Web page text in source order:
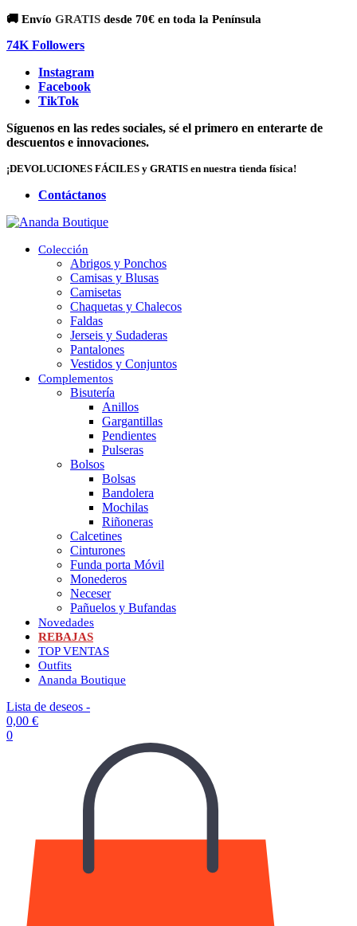
🚚 Envío GRATIS desde 70€ en toda la Península
74K Followers
Instagram
Facebook
TikTok
Síguenos en las redes sociales, sé el primero en enterarte de
descuentos e innovaciones.
¡DEVOLUCIONES FÁCILES y GRATIS en nuestra tienda física!
Contáctanos
Colección
Abrigos y Ponchos
Camisas y Blusas
Camisetas
Chaquetas y Chalecos
Faldas
Jerseis y Sudaderas
Pantalones
Vestidos y Conjuntos
Complementos
Bisutería
Anillos
Gargantillas
Pendientes
Pulseras
Bolsos
Bolsas
Bandolera
Mochilas
Riñoneras
Calcetines
Cinturones
Funda porta Móvil
Monederos
Neceser
Pañuelos y Bufandas
Novedades
REBAJAS
TOP VENTAS
Outfits
Ananda Boutique
Lista de deseos -
0,00 €
0